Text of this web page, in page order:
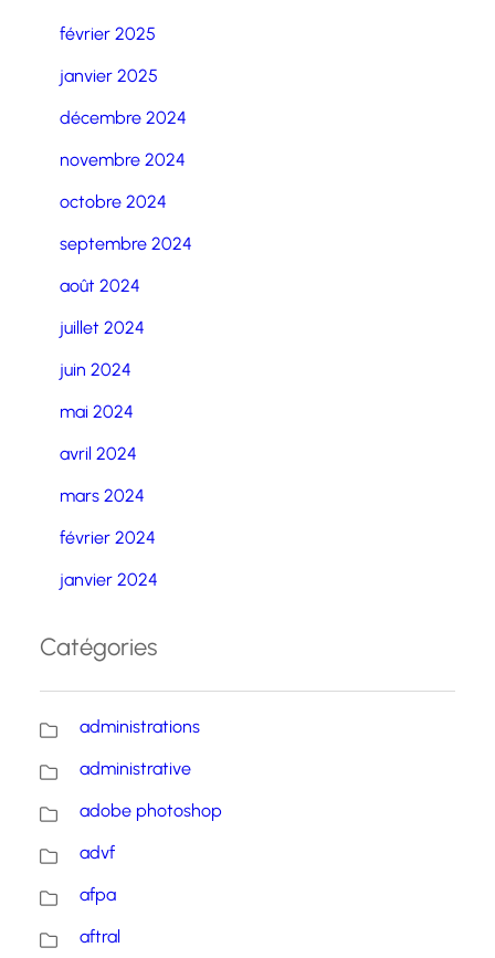
février 2025
janvier 2025
décembre 2024
novembre 2024
octobre 2024
septembre 2024
août 2024
juillet 2024
juin 2024
mai 2024
avril 2024
mars 2024
février 2024
janvier 2024
Catégories
administrations
administrative
adobe photoshop
advf
afpa
aftral